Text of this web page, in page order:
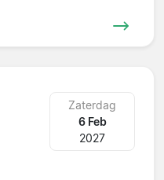
Zaterdag
6 Feb
2027